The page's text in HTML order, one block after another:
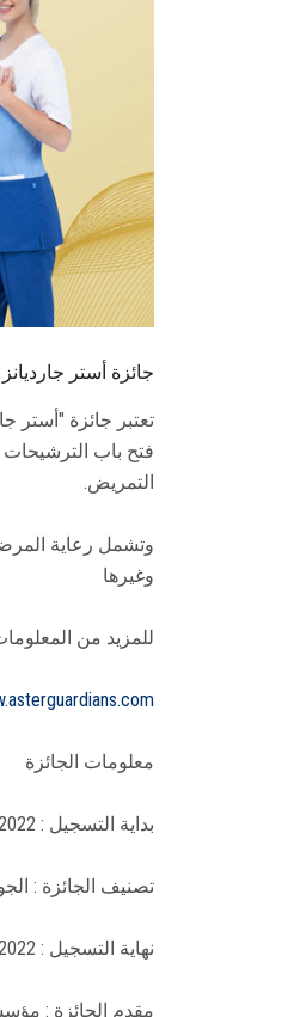
جائزة أستر جارديانز
تعتبر جائزة "أستر
التمريض.
وتشمل رعاية
وغيرها
للمزيد من
معلومات الجائزة
بداية التسجيل : 2022-09-25
تصنيف الجائزة :
نهاية التسجيل : 2022-11-30
مقدم الجائزة :